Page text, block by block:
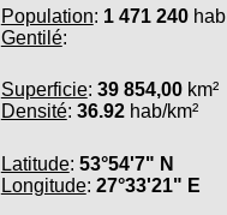
Population: 1 471 240hab
Gentilé:
Superficie: 39 854,00km²
Densité: 36.92hab/km²
Latitude: 53°54'7" N
Longitude: 27°33'21" E